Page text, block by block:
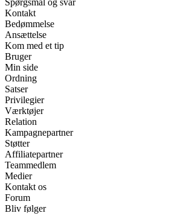
Kontakt
Bedømmelse
Ansættelse
Kom med et tip
Bruger
Min side
Ordning
Satser
Privilegier
Værktøjer
Relation
Kampagnepartner
Støtter
Affiliatepartner
Teammedlem
Medier
Kontakt os
Forum
Bliv følger